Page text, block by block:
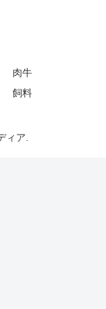
肉牛
飼料
ィア.